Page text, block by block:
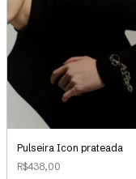
Pulseira Icon prateada
R$438,00